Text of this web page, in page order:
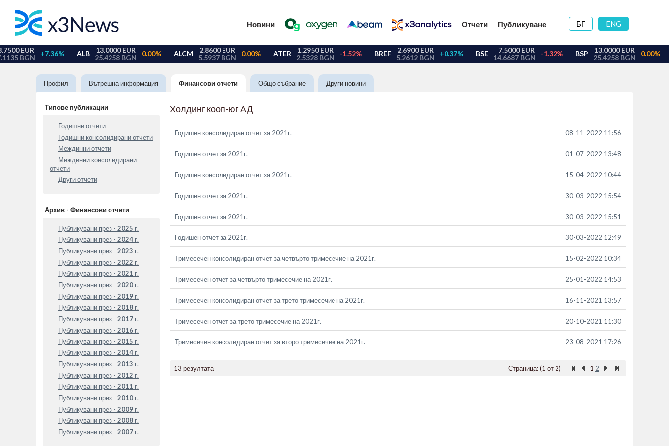
БГ ENG
Новини Отчети Публикуване
Профил Вътрешна информация Финансови отчети Общо събрание Други новини
Типове публикации
Годишни отчети
Годишни консолидирани отчети
Междинни отчети
Междинни консолидирани
отчети
Други отчети
Архив - Финансови отчети
Публикувани през - 2025 г.
Публикувани през - 2024 г.
Публикувани през - 2023 г.
Публикувани през - 2022 г.
Публикувани през - 2021 г.
Публикувани през - 2020 г.
Публикувани през - 2019 г.
Публикувани през - 2018 г.
Публикувани през - 2017 г.
Публикувани през - 2016 г.
Публикувани през - 2015 г.
Публикувани през - 2014 г.
Публикувани през - 2013 г.
Публикувани през - 2012 г.
Публикувани през - 2011 г.
Публикувани през - 2010 г.
Публикувани през - 2009 г.
Публикувани през - 2008 г.
Публикувани през - 2007 г.
Холдинг кооп-юг АД
Годишен консолидиран отчет за 2021г. 08-11-2022 11:56
Годишен отчет за 2021г. 01-07-2022 13:48
Годишен консолидиран отчет за 2021г. 15-04-2022 10:44
Годишен отчет за 2021г. 30-03-2022 15:54
Годишен отчет за 2021г. 30-03-2022 15:51
Годишен отчет за 2021г. 30-03-2022 12:49
Тримесечен консолидиран отчет за четвърто тримесечие на 2021г. 15-02-2022 10:34
Тримесечен отчет за четвърто тримесечие на 2021г. 25-01-2022 14:53
Тримесечен консолидиран отчет за трето тримесечие на 2021г. 16-11-2021 13:57
Тримесечен отчет за трето тримесечие на 2021г. 20-10-2021 11:30
Тримесечен консолидиран отчет за второ тримесечие на 2021г. 23-08-2021 17:26
13 резултата Страница: (1 от 2) 1 2